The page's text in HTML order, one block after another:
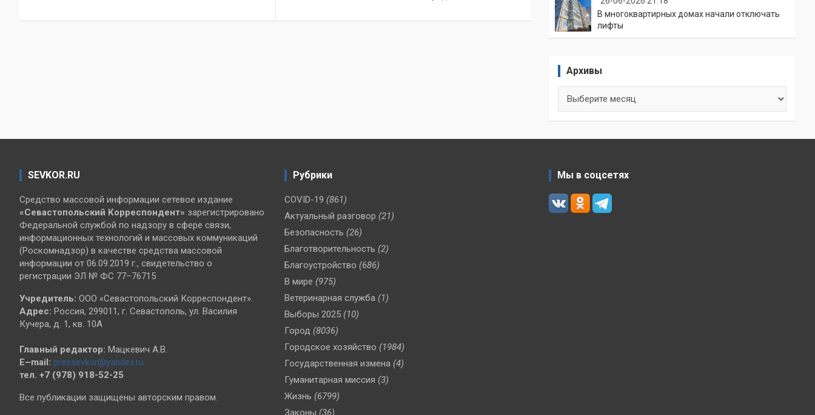
В многоквартирных домах начали отключать
лифты
Архивы
SEVKOR.RU
Средство массовой информации сетевое издание
«Севастопольский Корреспондент» зарегистрировано
Федеральной службой по надзору в сфере связи,
информационных технологий и массовых коммуникаций
(Роскомнадзор) в качестве средства массовой
информации от 06.09.2019 г., свидетельство о
регистрации ЭЛ № ФС 77–76715
Учредитель: ООО «Севастопольский Корреспондент».
Адрес: Россия, 299011, г. Севастополь, ул. Василия
Кучера, д. 1, кв. 10А
Главный редактор: Мацкевич А.В.
E–mail: pressevkor@yandex.ru
тел. +7 (978) 918-52-25
Все публикации защищены авторским правом.
Рубрики
COVID-19 (861)
Актуальный разговор (21)
Безопасность (26)
Благотворительность (2)
Благоустройство (686)
В мире (975)
Ветеринарная служба (1)
Выборы 2025 (10)
Город (8036)
Городское хозяйство (1984)
Государственная измена (4)
Гуманитарная миссия (3)
Жизнь (6799)
Законы (36)
Мы в соцсетях